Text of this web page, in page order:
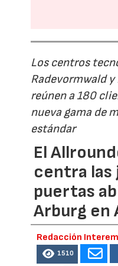
Los centros
Radevormwald
reúnen a 180
nueva gama de
estándar
El
centra las
puertas
Arburg en
Redacción
1510